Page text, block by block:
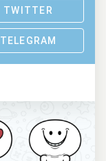
TWITTER
TELEGRAM